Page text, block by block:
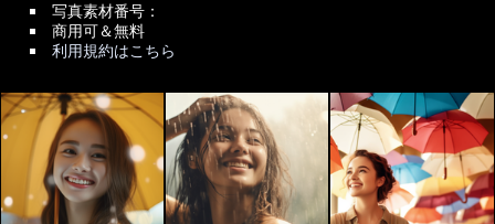
写真素材番号：
商用可＆無料
利用規約はこちら